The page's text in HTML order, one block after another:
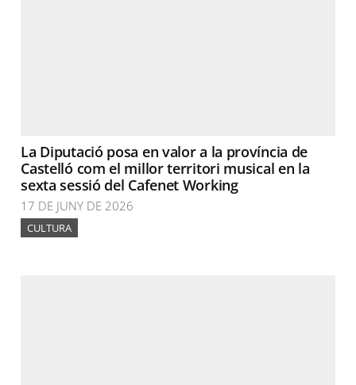
La Diputació posa en valor a la província de
Castelló com el millor territori musical en la
sexta sessió del Cafenet Working
17 DE JUNY DE 2026
CULTURA